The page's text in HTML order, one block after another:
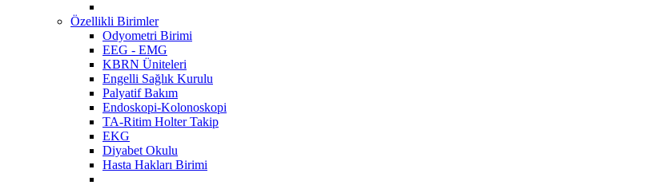
Özellikli Birimler
Odyometri Birimi
EEG - EMG
KBRN Üniteleri
Engelli Sağlık Kurulu
Palyatif Bakım
Endoskopi-Kolonoskopi
TA-Ritim Holter Takip
EKG
Diyabet Okulu
Hasta Hakları Birimi